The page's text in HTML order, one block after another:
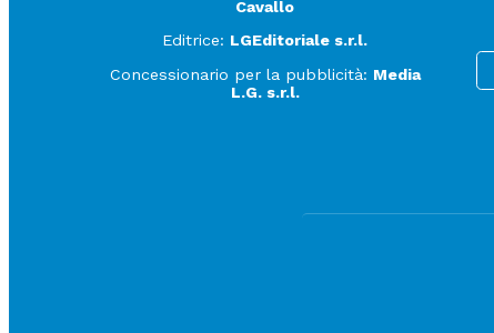
Cavallo
Editrice: LGEditoriale s.r.l.
Concessionario per la pubblicità: Media
L.G. s.r.l.